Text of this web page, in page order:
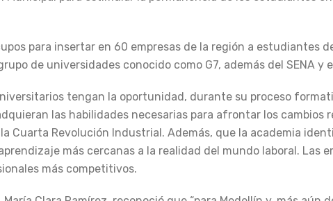
para insertar en 60 empresas de la región a estudiantes
de universidades conocido como G7, además del SENA y el
tengan la oportunidad, durante su proceso
las habilidades necesarias para afrontar los cambios
Cuarta Revolución Industrial. Además, que la academia
más cercanas a la realidad del mundo laboral. Las
más competitivos.